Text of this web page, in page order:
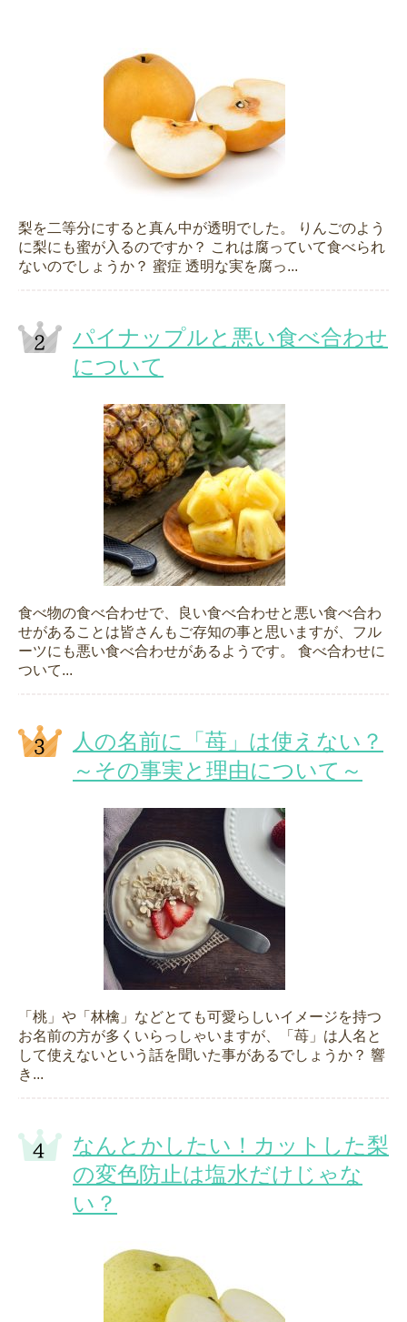
梨を二等分にすると真ん中が透明でした。 りんごのよう
に梨にも蜜が入るのですか？ これは腐っていて食べられ
ないのでしょうか？ 蜜症 透明な実を腐っ...
パイナップルと悪い食べ合わせ
について
食べ物の食べ合わせで、良い食べ合わせと悪い食べ合わ
せがあることは皆さんもご存知の事と思いますが、フル
ーツにも悪い食べ合わせがあるようです。 食べ合わせに
ついて...
人の名前に「苺」は使えない？
～その事実と理由について～
「桃」や「林檎」などとても可愛らしいイメージを持つ
お名前の方が多くいらっしゃいますが、「苺」は人名と
して使えないという話を聞いた事があるでしょうか？ 響
き...
なんとかしたい！カットした梨
の変色防止は塩水だけじゃな
い？